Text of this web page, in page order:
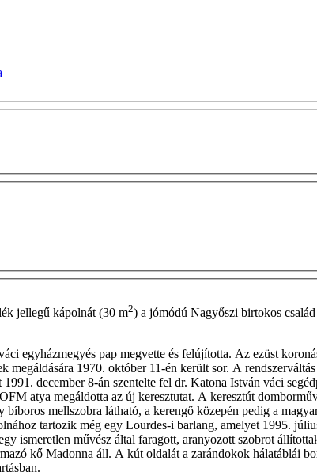
jellegű kápolnát (30 m2) a jómódú Nagyőszi birtokos
egyházmegyés pap megvette és felújította. Az ezüst
1970. októ­ber 11-én került sor. A
december 8-án szentelte fel dr. Katona István váci
atya megáldotta az új keresztutat. A keresztút
mellszobra látható, a kerengő közepén pedig a
tartozik még egy Lourdes-i barlang, amelyet 1995.
ismeretlen művész által faragott, aranyozott szobrot
kő Madonna áll. A kút oldalát a zarándokok hálatáblái